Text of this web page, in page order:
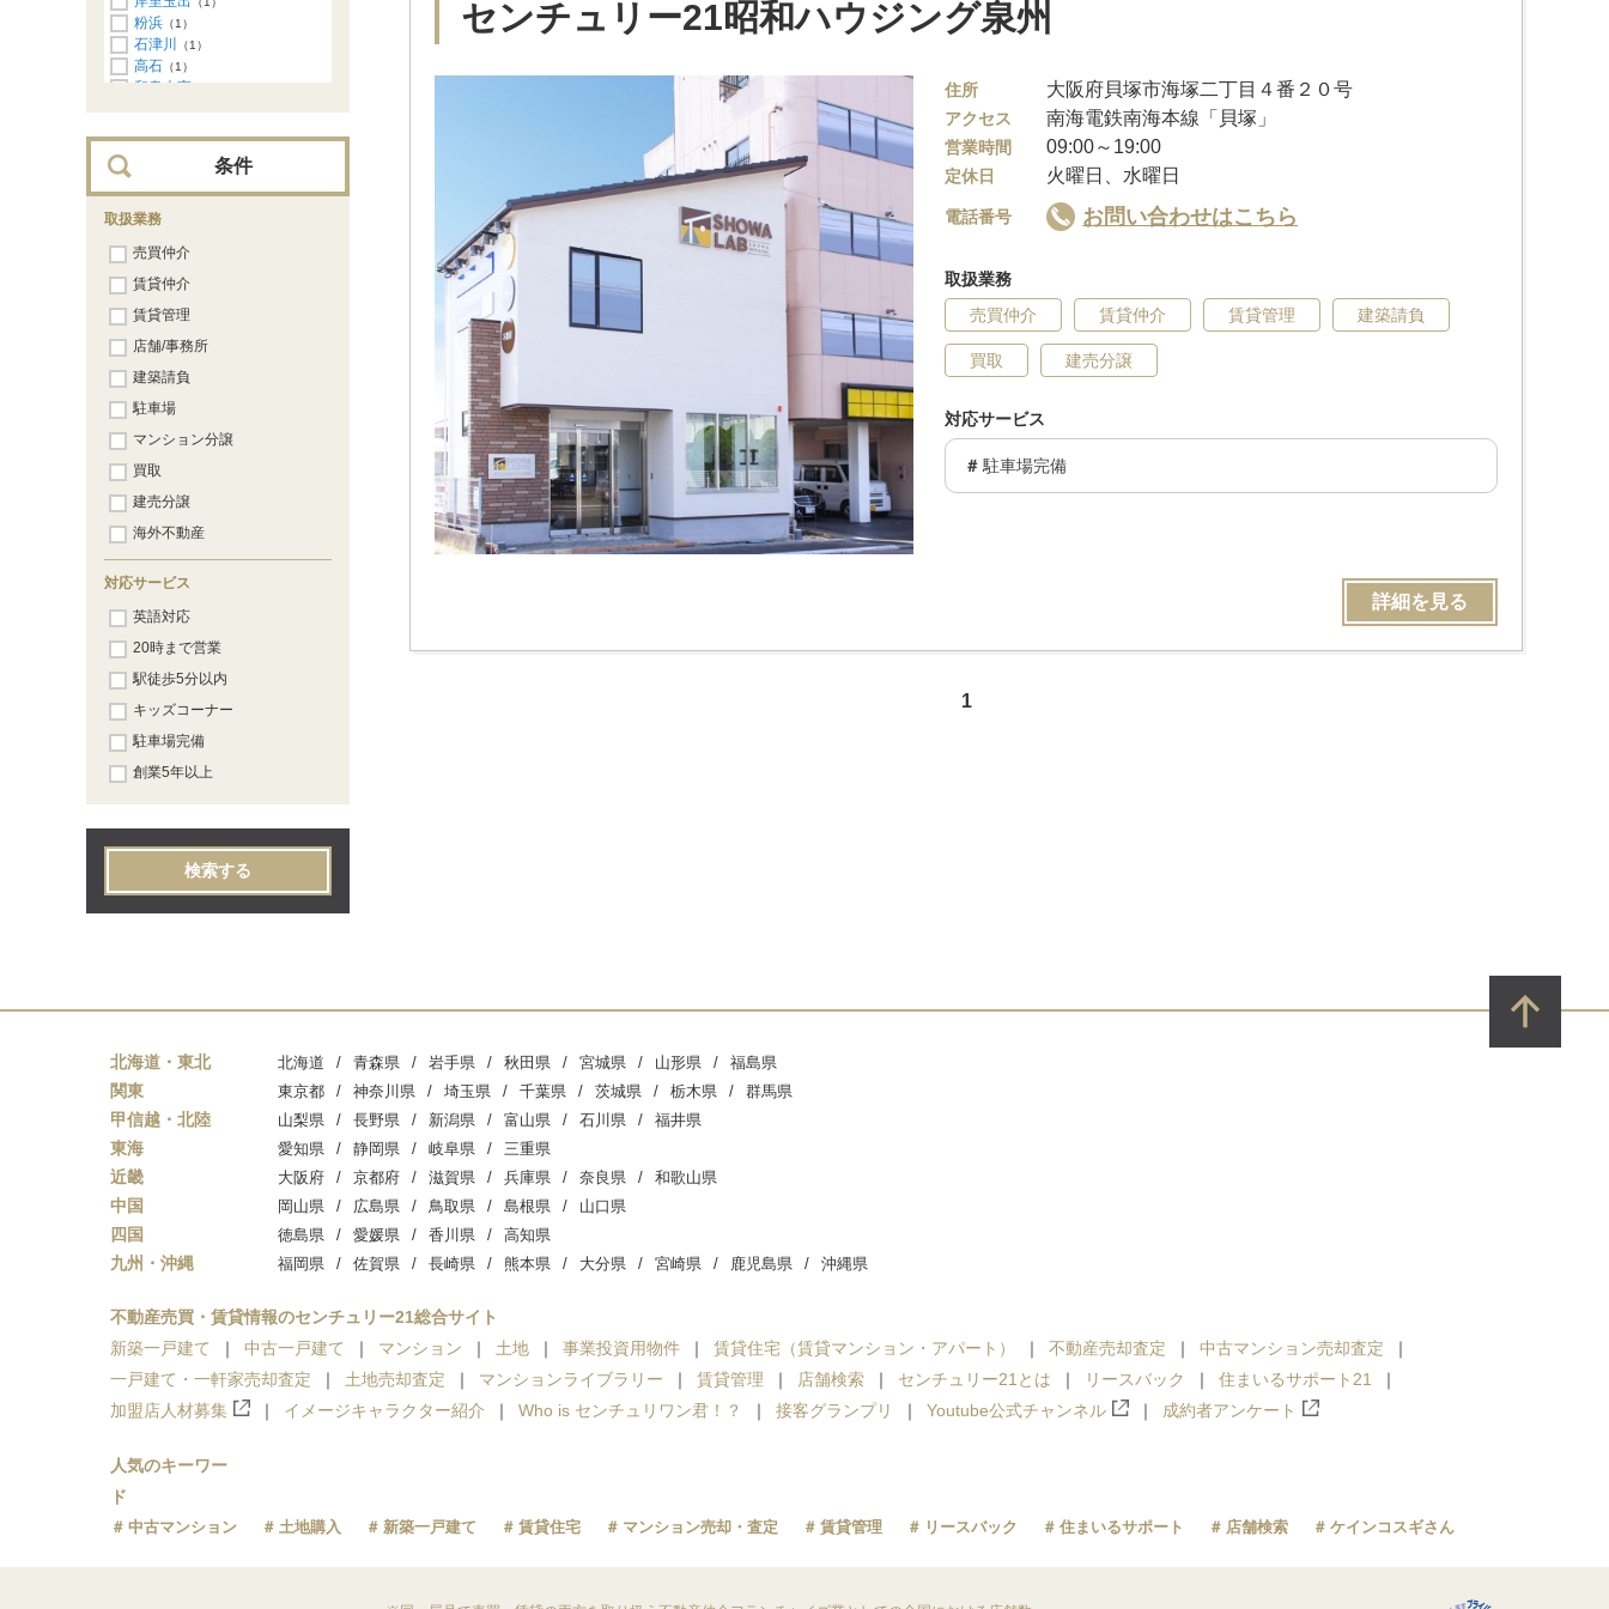
センチュリー21昭和ハウジング泉州
住所 大阪府貝塚市海塚二丁目４番２０号
アクセス 南海電鉄南海本線「貝塚」
営業時間 09:00～19:00
定休日 火曜日、水曜日
電話番号 お問い合わせはこちら
取扱業務
売買仲介
賃貸仲介 賃貸管理 建築請負
買取 建売分譲
対応サービス
駐車場完備
詳細を見る
1
粉浜 （1）
石津川 （1）
高石 （1）
和泉大宮
岸和田
条件
取扱業務
売買仲介
賃貸仲介
賃貸管理
店舗/事務所
建築請負
駐車場
マンション分譲
買取
建売分譲
海外不動産
対応サービス
英語対応
20時まで営業
駅徒歩5分以内
キッズコーナー
駐車場完備
創業5年以上
検索する
北海道・東北 北海道 青森県 岩手県 秋田県 宮城県 山形県 福島県
関東 東京都 神奈川県 埼玉県 千葉県 茨城県 栃木県 群馬県
甲信越・北陸 山梨県 長野県 新潟県 富山県 石川県 福井県
東海 愛知県 静岡県 岐阜県 三重県
近畿 大阪府 京都府 滋賀県 兵庫県 奈良県 和歌山県
中国 岡山県 広島県 鳥取県 島根県 山口県
四国 徳島県 愛媛県 香川県 高知県
九州・沖縄 福岡県 佐賀県 長崎県 熊本県 大分県 宮崎県 鹿児島県 沖縄県
不動産売買・賃貸情報のセンチュリー21総合サイト
新築一戸建て
中古一戸建て マンション 土地 事業投資用物件 賃貸住宅（賃貸マンション・アパート） 不動産売却査定
中古マンション売却査定
一戸建て・一軒家売却査定
土地売却査定 マンションライブラリー 賃貸管理 店舗検索 センチュリー21とは リースバック
住まいるサポート21
加盟店人材募集
イメージキャラクター紹介 Who is センチュリワン君！？ 接客グランプリ Youtube公式チャンネル 成約者アンケート
人気のキーワー
ド
中古マンション 土地購入 新築一戸建て 賃貸住宅 マンション売却・査定 賃貸管理 リースバック 住まいるサポート 店舗検索 ケインコスギさん